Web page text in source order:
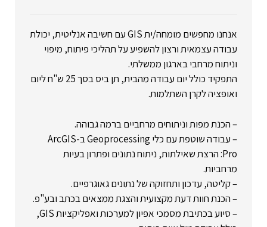
אנחנו מחפשים מומחה/ית GIS עם חשיבה אנליטית, יכולת
עבודה עצמאית ורצון להשפיע על תהליכי פיתוח, מיפוי
וניתוח מרחבי בארגון ממשלתי.
התפקיד כולל יום עבודה מהבית, תן ביס בסך 25 ש"ח ליום
ואופציה לקרן השתלמות.
– הכנת מפות וניתוחים מרחביים ברמה גבוהה.
– עבודה שוטפת עם כלי Geoprocessing ב-ArcGIS
Pro: הרצת שאילתות, ניתוח נתונים ופתרון בעיות
מרחביות.
– קליטה, עדכון ותחזוקה של נתונים גאוגרפיים.
– הכנת חוות דעת מקצועית והצגת ממצאים בכתב ובע"פ.
– סיוע בכתיבת מסמכי אפיון למערכות ואפליקציות GIS,